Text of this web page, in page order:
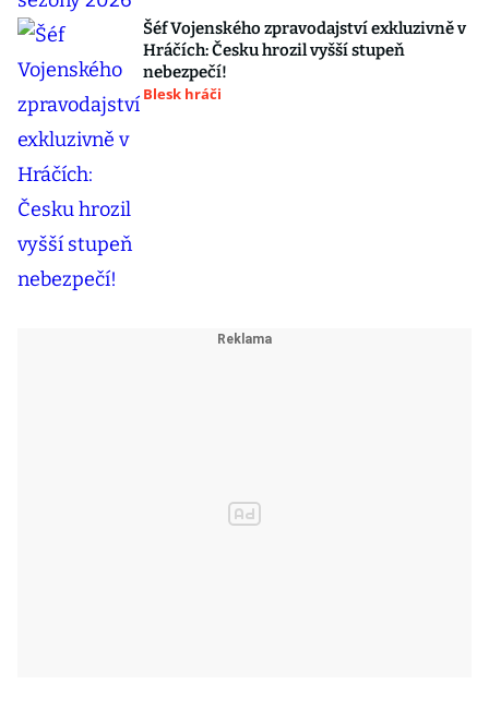
Šéf Vojenského zpravodajství exkluzivně v
Hráčích: Česku hrozil vyšší stupeň
nebezpečí!
Blesk hráči